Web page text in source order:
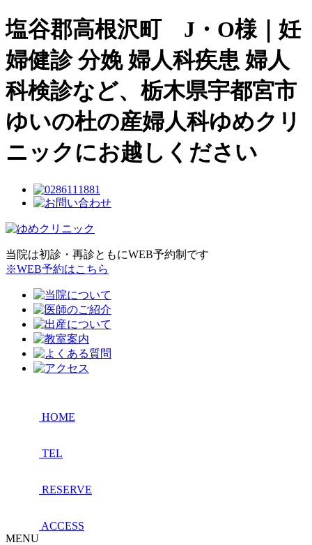
塩谷郡高根沢町 J・O様｜妊
婦健診 分娩 婦人科疾患 婦人
科検診など、栃木県宇都宮市
ゆいの杜の産婦人科ゆめクリ
ニックにお越しください
当院は初診・再診ともにWEB予約制です
※WEB予約はこちら
HOME
TEL
RESERVE
ACCESS
MENU